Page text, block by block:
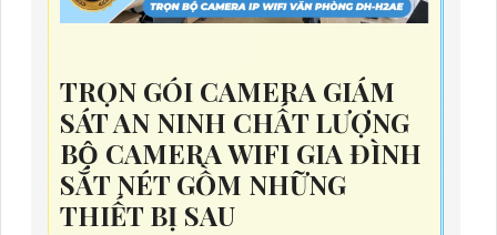
TRỌN GÓI CAMERA GIÁM
SÁT AN NINH CHẤT LƯỢNG
BỘ CAMERA WIFI GIA ĐÌNH
SẮT NÉT GỒM NHỮNG
THIẾT BỊ SAU